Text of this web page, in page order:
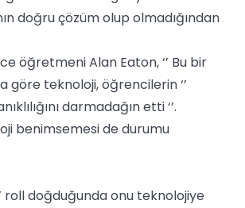
doğru çözüm olup olmadığından
öğretmeni Alan Eaton, ‘’ Bu bir
göre teknoloji, öğrencilerin ‘’
darmadağın etti ‘’.
benimsemesi de durumu
roll doğduğunda onu teknolojiye